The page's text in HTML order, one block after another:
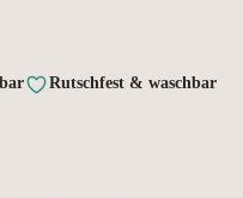
Rutschfest & waschbar